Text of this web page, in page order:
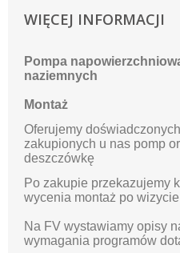
WIĘCEJ INFORMACJI
Pompa
naziemnych
Montaż
Oferujemy
zakupionych u nas pomp
deszczówkę
Po zakupie przekazujemy
wycenia montaż po
Na FV wystawiamy opisy
wymagania programów